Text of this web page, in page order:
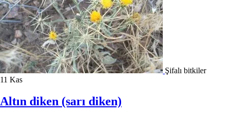
Şifalı bitkiler
11 Kas
Altın diken (sarı diken)